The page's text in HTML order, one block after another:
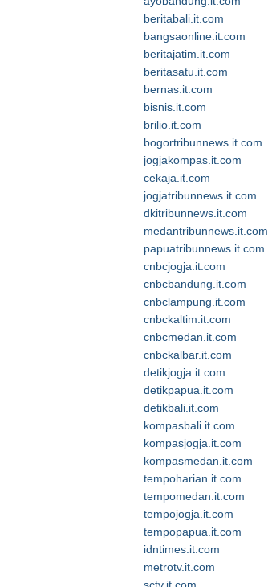
beritabali.it.com
bangsaonline.it.com
beritajatim.it.com
beritasatu.it.com
bernas.it.com
bisnis.it.com
brilio.it.com
bogortribunnews.it.com
jogjakompas.it.com
cekaja.it.com
jogjatribunnews.it.com
dkitribunnews.it.com
medantribunnews.it.com
papuatribunnews.it.com
cnbcjogja.it.com
cnbcbandung.it.com
cnbclampung.it.com
cnbckaltim.it.com
cnbcmedan.it.com
cnbckalbar.it.com
detikjogja.it.com
detikpapua.it.com
detikbali.it.com
kompasbali.it.com
kompasjogja.it.com
kompasmedan.it.com
tempoharian.it.com
tempomedan.it.com
tempojogja.it.com
tempopapua.it.com
idntimes.it.com
metrotv.it.com